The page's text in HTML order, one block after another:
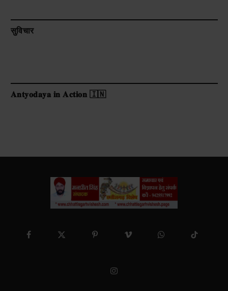
सुविचार
𝐀𝐧𝐭𝐲𝐨𝐝𝐚𝐲𝐚 𝐢𝐧 𝐀𝐜𝐭𝐢𝐨𝐧 🇮🇳
FacebookX
Pinterest Vimeo WhatsAppTikTok
Instagram